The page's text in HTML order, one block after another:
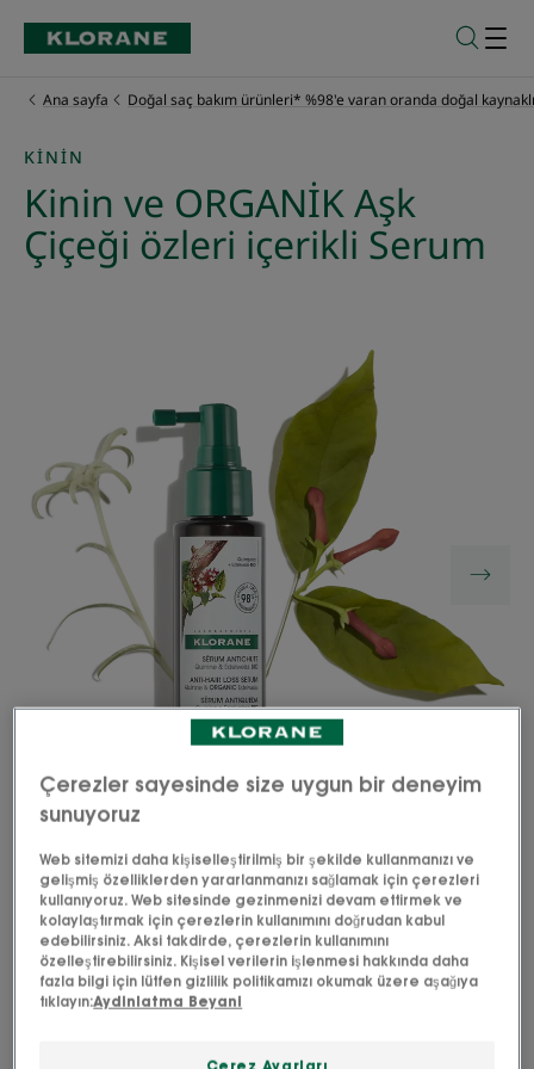
Ana sayfa Doğal saç bakım ürünleri* %98'e varan oranda doğal
KININ
Kinin ve ORGANİK Aşk
Çiçeği özleri içerikli Serum
Saçı güçlendiren, saç dökülmesini azaltan ve
büyümeyi teşvik eden bir doğa konsantresi.
Doğal ve vegan formül
Çerezler sayesinde size uygun bir deneyim
sunuyoruz
Web sitemizi daha kişiselleştirilmiş bir şekilde kullanmanızı ve
gelişmiş özelliklerden yararlanmanızı sağlamak için çerezleri
kullanıyoruz. Web sitesinde gezinmenizi devam ettirmek ve
kolaylaştırmak için çerezlerin kullanımını doğrudan kabul
edebilirsiniz. Aksi takdirde, çerezlerin kullanımını
özelleştirebilirsiniz. Kişisel verilerin işlenmesi hakkında daha
fazla bilgi için lütfen gizlilik politikamızı okumak üzere aşağıya
tıklayın:Aydinlatma Beyani